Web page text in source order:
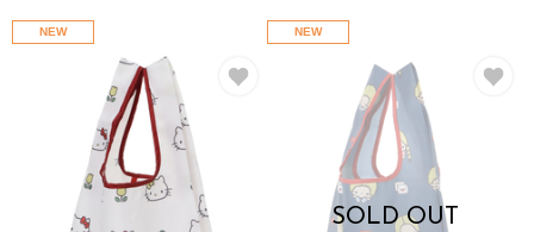
NEW NEW
SOLD OUT